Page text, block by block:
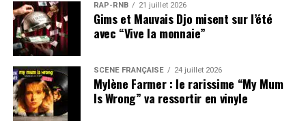
RAP-RNB 21 juillet 2026
Gims et Mauvais Djo misent sur l’été
avec “Vive la monnaie”
SCÈNE FRANÇAISE 24 juillet 2026
Mylène Farmer : le rarissime “My Mum
Is Wrong” va ressortir en vinyle